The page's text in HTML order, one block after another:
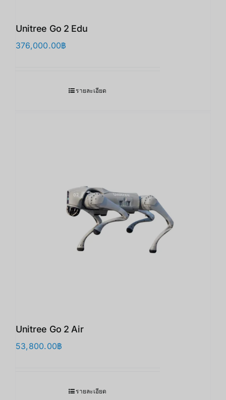
Unitree Go 2 Edu
376,000.00฿
รายละเอียด
Unitree Go 2 Air
53,800.00฿
รายละเอียด